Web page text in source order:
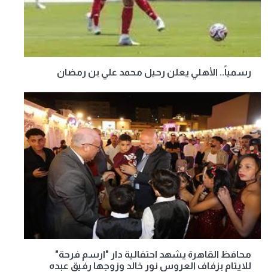
رسمياً.. الأهلي يعلن رحيل محمد علي بن رمضان
محافظ القاهرة يشهد احتفالية دار "ارسم فرحة"
للايتام بزفاف العروس نور خالد وزوجها رفيق عبده